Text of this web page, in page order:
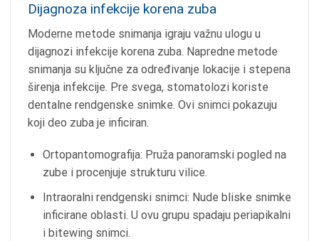
Dijagnoza infekcije korena zuba
Moderne metode snimanja igraju važnu ulogu u
dijagnozi infekcije korena zuba. Napredne metode
snimanja su ključne za određivanje lokacije i stepena
širenja infekcije. Pre svega, stomatolozi koriste
dentalne rendgenske snimke. Ovi snimci pokazuju
koji deo zuba je inficiran.
Ortopantomografija: Pruža panoramski pogled na
zube i procenjuje strukturu vilice.
Intraoralni rendgenski snimci: Nude bliske snimke
inficirane oblasti. U ovu grupu spadaju periapikalni
i bitewing snimci.